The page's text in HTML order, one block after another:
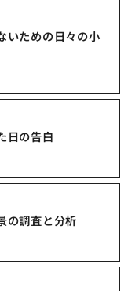
いための日々の小
日の告白
の調査と分析